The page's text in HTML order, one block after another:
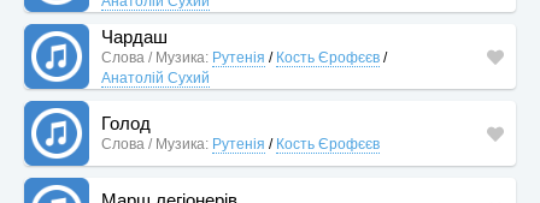
Чардаш
Слова / Музика: Рутенія / Кость Єрофєєв /
Анатолій Сухий
Голод
Слова / Музика: Рутенія / Кость Єрофєєв